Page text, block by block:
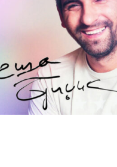
Projekat
Pančevo: Počela
Crepaja: 30.
„Lepo leto“
Za ovog
Počela izgradnja